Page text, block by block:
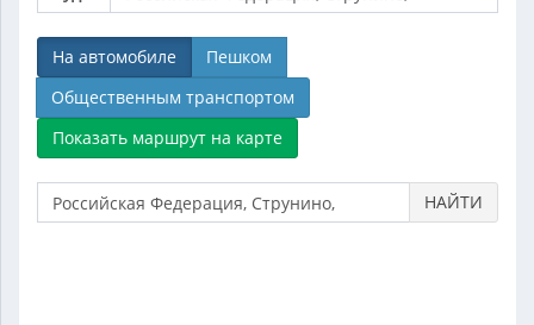
На автомобиле
Пешком
Общественным транспортом
НАЙТИ